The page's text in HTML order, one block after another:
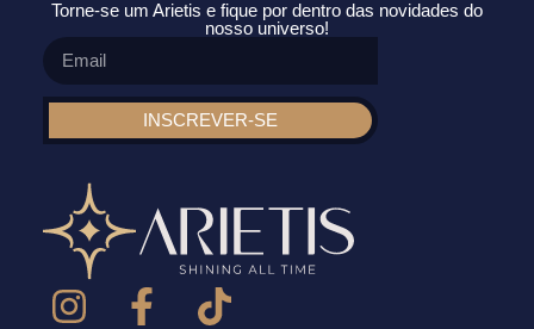
Torne-se um Arietis e fique por dentro das novidades do
nosso universo!
INSCREVER-SE